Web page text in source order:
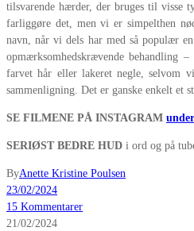
tilsvarende hærder, der bruges til visse
farliggøre det, men vi er simpelthen
navn, når vi dels har med så populær
opmærksomhedskrævende behandling
farvet hår eller lakeret negle, selvom
sammenligning. Det er ganske enkelt et
SE FILMENE PÅ INSTAGRAM
SERIØST BEDRE HUD i ord og på
ByAnette Kristine Poulsen
23/02/2024
15 Kommentarer
21/02/2024